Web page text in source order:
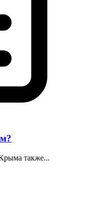
также...